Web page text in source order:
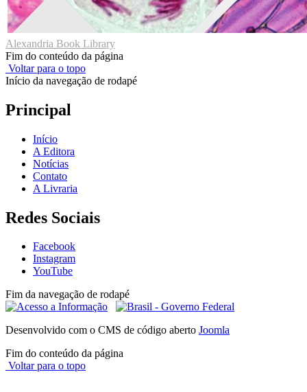
Alexandria Book Library
Fim do conteúdo da página
Voltar para o topo
Início da navegação de rodapé
Principal
Início
A Editora
Notícias
Contato
A Livraria
Redes Sociais
Facebook
Instagram
YouTube
Fim da navegação de rodapé
Desenvolvido com o CMS de código aberto Joomla
Fim do conteúdo da página
Voltar para o topo